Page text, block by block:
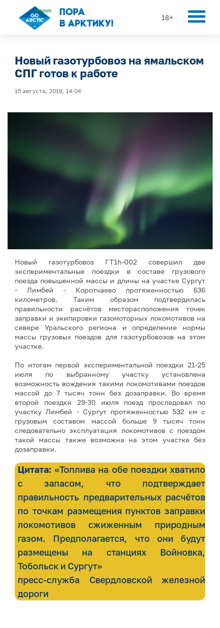
18+
Новый газотурбовоз на ямальском
СПГ готов к работе
15 августа, 2018, 14:04
Новый газотурбовоз ГТ1h-002 совершил две
экспериментальные поездки в составе грузового
поезда повышенной массы и длины на участке Сургут
- Лимбей - Коротчаево протяженностью 636
километров. Таким образом подтвердилась
правильности расчётов месторасположения точек
заправки и экипировки газомоторных локомотивов на
севере Уральского региона и определение нормы
массы грузовых поездов для газотурбовозов на этом
участке.
По итогам первой экспериментальной поездки 21-25
июля по выбранному участку установлена
возможность вождения такими локомотивами поездов
массой до 7 тысяч тонн без дозаправки. Во время
второй поездки 29-30 июля поезд проследовал по
участку Лимбей - Сургут протяженностью 532 км с
грузовым составом массой больше 9 тысяч тонн
следовательно эксплуатация локомотивов с поездом
такой массы также возможна на этом участке без
дозаправки.
Цитата: «Топлива на обе поездки хватило
с запасом, что подтверждает
правильность предварительных расчётов
по точкам размещения пунктов заправки
локомотивов сжиженным природным
газом. Предполагается, что они будут
размещены на станциях Войновка,
Тобольск и Сургут»
пресс-служба Свердловской железной
дороги